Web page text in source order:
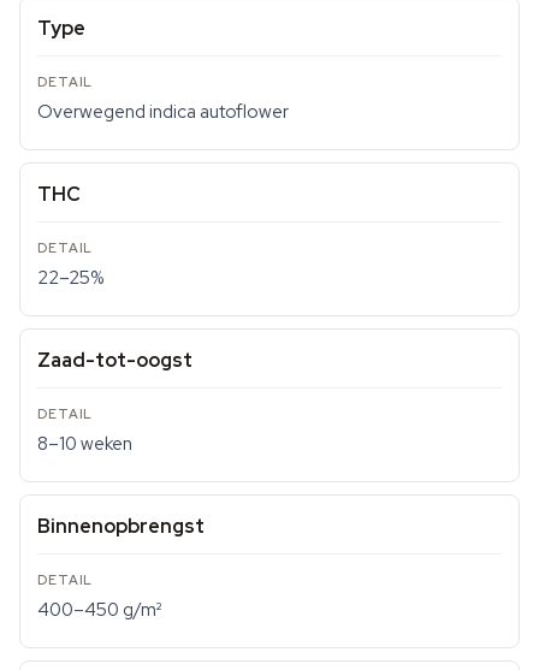
Type
Overwegend indica autoflower
THC
22–25%
Zaad-tot-oogst
8–10 weken
Binnenopbrengst
400–450 g/m²